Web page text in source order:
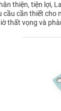
thiện, tiện lợi,
cầu cần thiết cho
thất vọng và